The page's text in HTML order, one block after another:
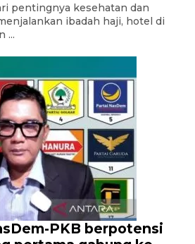
pentingnya kesehatan dan
ibadah haji, hotel di
...
PKB berpotensi